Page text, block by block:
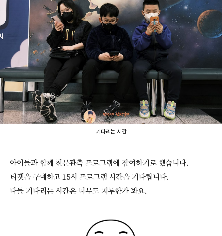
기다리는 시간
아이들과 함께 천문관측 프로그램에 참여하기로 했습니다.
티켓을 구매하고 15시 프로그램 시간을 기다립니다.
다들 기다리는 시간은 너무도 지루한가 봐요.